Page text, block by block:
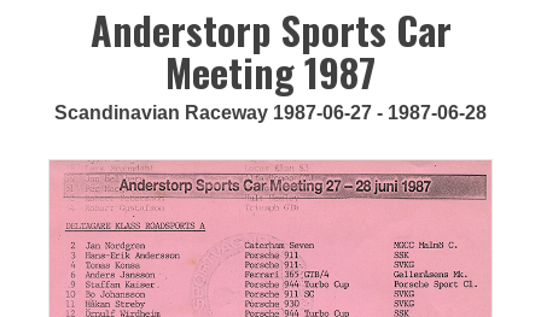
Anderstorp Sports Car
Meeting 1987
Scandinavian Raceway 1987-06-27 - 1987-06-28